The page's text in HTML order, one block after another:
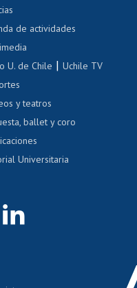
Certificado de renta
Certificado de renta
Gestión de correo uchile
laboral, sexual y violencia
de actividades
U. de Chile |Uchile TV
y teatros
ballet y coro
Universitaria